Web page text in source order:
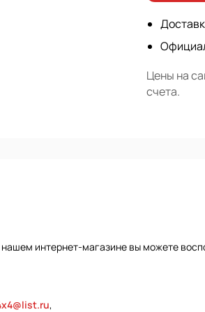
Цены на
счета.
нашем интернет-магазине вы можете
,